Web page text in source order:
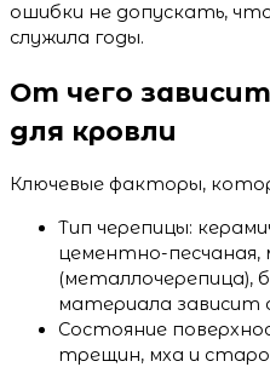
ошибки не допускать,
служила годы.
От чего
для кровли
Ключевые факторы,
Тип черепицы:
цементно-песчаная,
(металлочерепица),
материала зависит
Состояние
трещин, мха и